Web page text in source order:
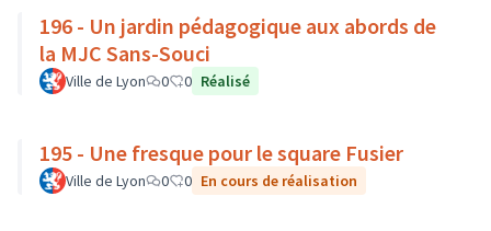
196 - Un jardin pédagogique aux abords de
la MJC Sans-Souci
Ville de Lyon 0 0 Réalisé
195 - Une fresque pour le square Fusier
Ville de Lyon 0 0 En cours de réalisation